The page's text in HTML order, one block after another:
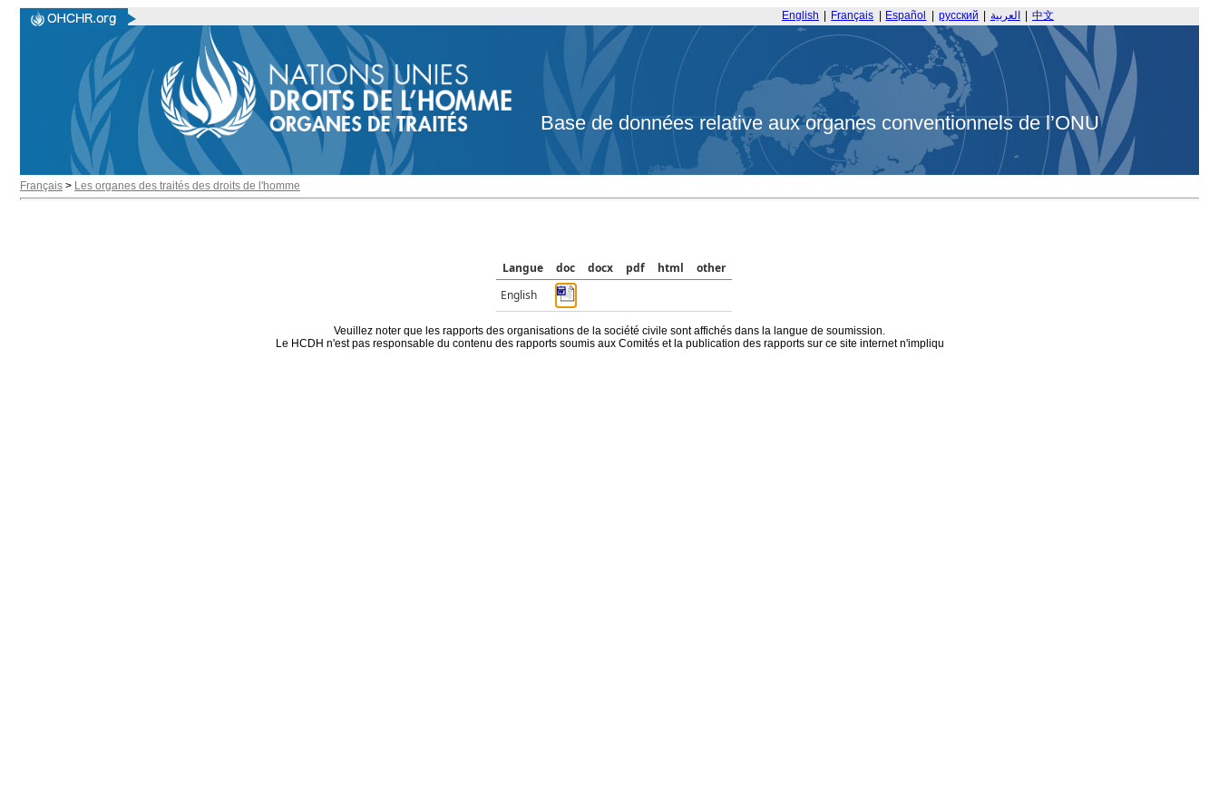
English Français Español русский العربية 中文
Base de données relative aux organes conventionnels de l’ONU
Français > Les organes des traités des droits de l'homme
Langue doc docx pdf html
other
English
Veuillez noter que les rapports des organisations de la société civile sont affichés dans la langue de soumission.
Le HCDH n'est pas responsable du contenu des rapports soumis aux Comités et la publication des rapports sur ce site internet n'impliqu